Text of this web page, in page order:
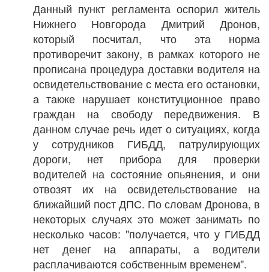
Данный пункт регламента оспорил житель
Нижнего Новгорода Дмитрий Дронов,
который посчитал, что эта норма
противоречит закону, в рамках которого не
прописана процедура доставки водителя на
освидетельствование с места его остановки,
а также нарушает конституционное право
граждан на свободу передвижения. В
данном случае речь идет о ситуациях, когда
у сотрудников ГИБДД, патрулирующих
дороги, нет прибора для проверки
водителей на состояние опьянения, и они
отвозят их на освидетельствование на
ближайший пост ДПС. По словам Дронова, в
некоторых случаях это может занимать по
несколько часов: "получается, что у ГИБДД
нет денег на аппараты, а водители
расплачиваются собственным временем".